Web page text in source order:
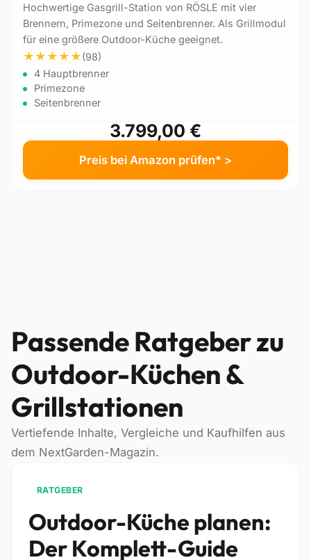
Hochwertige Gasgrill-Station von RÖSLE mit vier
Brennern, Primezone und Seitenbrenner. Als Grillmodul
für eine größere Outdoor-Küche geeignet.
★ ★ ★ ★ ★(98)
4 Hauptbrenner
Primezone
Seitenbrenner
3.799,00 €
Preis bei Amazon prüfen* >
Passende Ratgeber zu
Outdoor-Küchen &
Grillstationen
Vertiefende Inhalte, Vergleiche und Kaufhilfen aus
dem NextGarden-Magazin.
RATGEBER
Outdoor-Küche planen:
Der Komplett-Guide